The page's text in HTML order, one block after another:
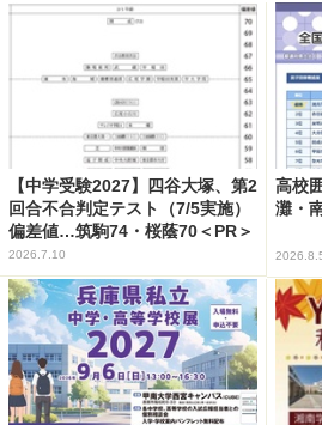
【中学受験2027】四谷大塚、第2
回合不合判定テスト（7/5実施）
偏差値…筑駒74・桜蔭70＜PR＞
2026.7.10
高校
灘・